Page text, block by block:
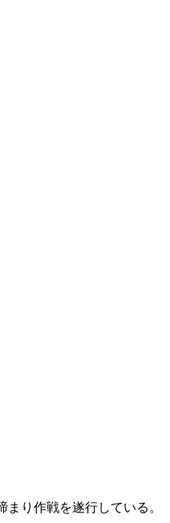
り作戦を遂行している。